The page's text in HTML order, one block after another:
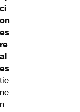
ci
on
es
re
al
es
tie
ne
n